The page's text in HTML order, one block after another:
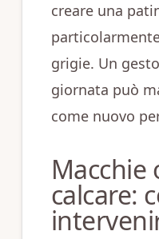
creare una
grigie. Un
giornata può
come nuovo
Macchie
calcare: